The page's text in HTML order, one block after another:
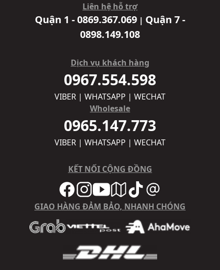
Liên hệ hỗ trợ
Quận 1 - 0869.367.069 | Quận 7 -
0898.149.108
Dịch vụ khách hàng
0967.554.598
VIBER | WHATSAPP | WECHAT
Wholesale
0965.147.773
VIBER | WHATSAPP | WECHAT
KẾT NỐI CỘNG ĐỒNG
GIAO HÀNG ĐẢM BẢO, NHANH CHÓNG